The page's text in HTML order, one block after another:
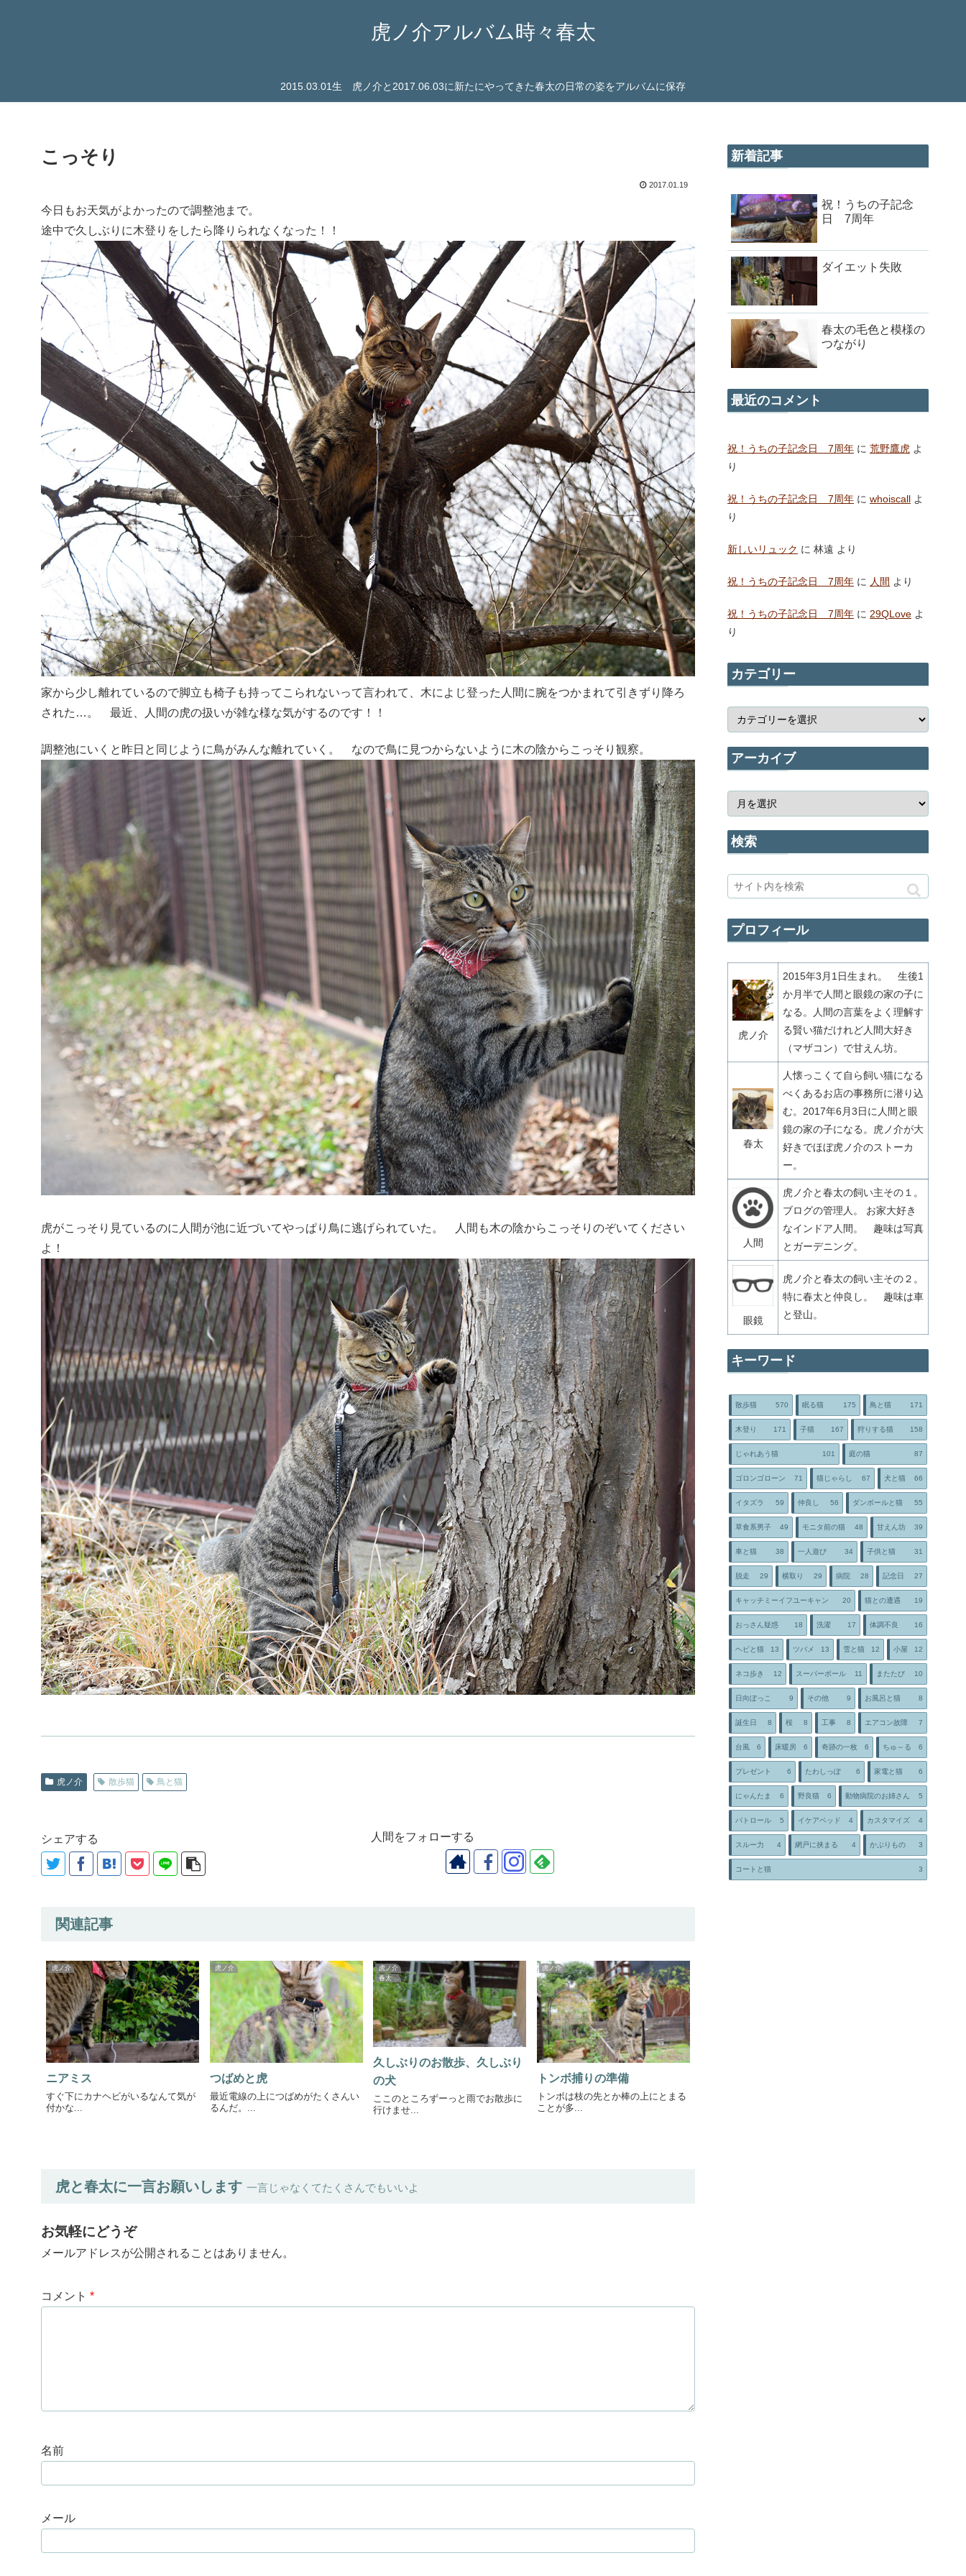
虎ノ介アルバム時々春太
2015.03.01生 虎ノ介と2017.06.03に新たにやってきた春太の日常の姿をアルバムに保存
こっそり
2017.01.19
今日もお天気がよかったので調整池まで。
途中で久しぶりに木登りをしたら降りられなくなった！！
家から少し離れているので脚立も椅子も持ってこられないって言われて、木によじ登った人間に腕をつかまれて引きずり降ろ
された…。 最近、人間の虎の扱いが雑な様な気がするのです！！
調整池にいくと昨日と同じように鳥がみんな離れていく。 なので鳥に見つからないように木の陰からこっそり観察。
虎がこっそり見ているのに人間が池に近づいてやっぱり鳥に逃げられていた。 人間も木の陰からこっそりのぞいてください
よ！
虎ノ介 散歩猫 鳥と猫
シェアする 人間をフォローする
関連記事
虎ノ介
ニアミス
すぐ下にカナヘビがいるなんて気が
付かな...
虎ノ介
つばめと虎
最近電線の上につばめがたくさんい
るんだ。...
虎ノ介
春太
久しぶりのお散歩、久しぶり
の犬
ここのところずーっと雨でお散歩に
行けませ...
虎ノ介
トンボ捕りの準備
トンボは枝の先とか棒の上にとまる
ことが多...
虎と春太に一言お願いします 一言じゃなくてたくさんでもいいよ
お気軽にどうぞ
メールアドレスが公開されることはありません。
コメント *
名前
メール
新着記事
祝！うちの子記念
日 7周年
ダイエット失敗
春太の毛色と模様の
つながり
最近のコメント
祝！うちの子記念日 7周年 に 荒野鷹虎 よ
り
祝！うちの子記念日 7周年 に whoiscall よ
り
新しいリュック に 林遠 より
祝！うちの子記念日 7周年 に 人間 より
祝！うちの子記念日 7周年 に 29QLove よ
り
カテゴリー
アーカイブ
検索
プロフィール
虎ノ介
2015年3月1日生まれ。 生後1
か月半で人間と眼鏡の家の子に
なる。人間の言葉をよく理解す
る賢い猫だけれど人間大好き
（マザコン）で甘えん坊。
春太
人懐っこくて自ら飼い猫になる
べくあるお店の事務所に潜り込
む。2017年6月3日に人間と眼
鏡の家の子になる。虎ノ介が大
好きでほぼ虎ノ介のストーカ
ー。
人間
虎ノ介と春太の飼い主その１。
ブログの管理人。 お家大好き
なインドア人間。 趣味は写真
とガーデニング。
眼鏡
虎ノ介と春太の飼い主その２。
特に春太と仲良し。 趣味は車
と登山。
キーワード
散歩猫 570 眠る猫 175 鳥と猫 171
木登り 171 子猫 167 狩りする猫 158
じゃれあう猫 101 庭の猫 87
ゴロンゴローン 71 猫じゃらし 67 犬と猫 66
イタズラ 59 仲良し 56 ダンボールと猫 55
草食系男子 49 モニタ前の猫 48 甘えん坊 39
車と猫 38 一人遊び 34 子供と猫 31
脱走 29 横取り 29 病院 28 記念日 27
キャッチミーイフユーキャン 20 猫との遭遇 19
おっさん疑惑 18 洗濯 17 体調不良 16
ヘビと猫 13 ツバメ 13 雪と猫 12 小屋 12
ネコ歩き 12 スーパーボール 11 またたび 10
日向ぼっこ 9 その他 9 お風呂と猫 8
誕生日 8 桜 8 工事 8 エアコン故障 7
台風 6 床暖房 6 奇跡の一枚 6 ちゅ～る 6
プレゼント 6 たわしっぽ 6 家電と猫 6
にゃんたま 6 野良猫 6 動物病院のお姉さん 5
パトロール 5 イケアベッド 4 カスタマイズ 4
スルー力 4 網戸に挟まる 4 かぶりもの 3
コートと猫 3